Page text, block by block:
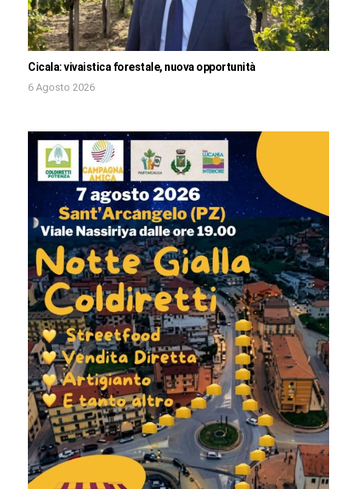
Cicala: vivaistica forestale, nuova opportunità
6 Agosto 2026